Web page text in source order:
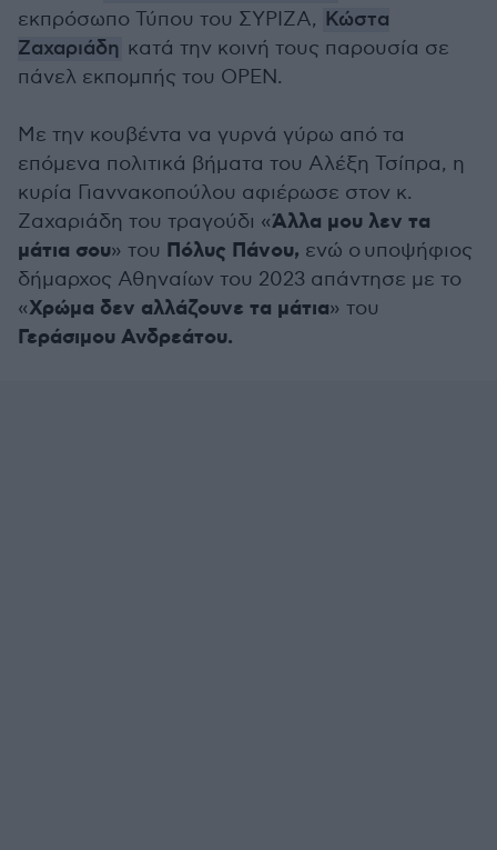
εκπρόσωπο Τύπου του ΣΥΡΙΖΑ, Κώστα
Ζαχαριάδη κατά την κοινή τους παρουσία σε
πάνελ εκπομπής του OPEN.
Με την κουβέντα να γυρνά γύρω από τα
επόμενα πολιτικά βήματα του Αλέξη Τσίπρα, η
κυρία Γιαννακοπούλου αφιέρωσε στον κ.
Ζαχαριάδη του τραγούδι «Άλλα μου λεν τα
μάτια σου» του Πόλυς Πάνου, ενώ ο υποψήφιος
δήμαρχος Αθηναίων του 2023 απάντησε με το
«Χρώμα δεν αλλάζουνε τα μάτια» του
Γεράσιμου Ανδρεάτου.